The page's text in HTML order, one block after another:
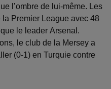
l’ombre de lui-même. Les
Premier League avec 48
le leader Arsenal.
le club de la Mersey a
(0-1) en Turquie contre